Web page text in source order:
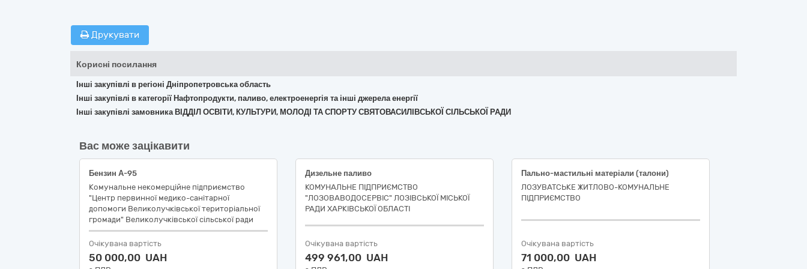
Друкувати
Корисні посилання
Інші закупівлі в регіоні Дніпропетровська область
Інші закупівлі в категорії Нафтопродукти, паливо, електроенергія та інші джерела енергії
Інші закупівлі замовника ВІДДІЛ ОСВІТИ, КУЛЬТУРИ, МОЛОДІ ТА СПОРТУ СВЯТОВАСИЛІВСЬКОЇ СІЛЬСЬКОЇ РАДИ
Вас може зацікавити
Бензин А-95
Комунальне некомерційне підприємство
"Центр первинної медико-санітарної
допомоги Великолучківської територіальної
громади" Великолучківської сільської ради
Очікувана вартість
50 000,00 UAH
Дизельне паливо
КОМУНАЛЬНЕ ПІДПРИЄМСТВО
"ЛОЗОВАВОДОСЕРВІС" ЛОЗІВСЬКОЇ МІСЬКОЇ
РАДИ ХАРКІВСЬКОЇ ОБЛАСТІ
Очікувана вартість
499 961,00 UAH
Пально-мастильні матеріали (талони)
ЛОЗУВАТСЬКЕ ЖИТЛОВО-КОМУНАЛЬНЕ
ПІДПРИЄМСТВО
Очікувана вартість
71 000,00 UAH